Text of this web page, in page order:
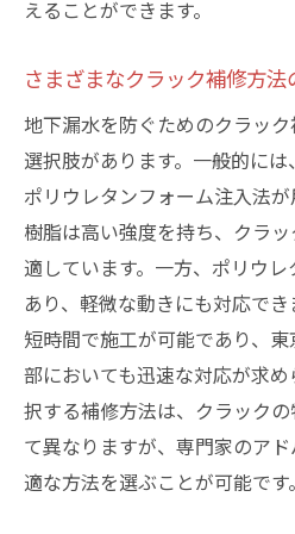
えることができます。
さまざまなクラック補修方法
地下漏水を防ぐためのクラッ
選択肢があります。一般的に
ポリウレタンフォーム注入法
樹脂は高い強度を持ち、クラ
適しています。一方、ポリウ
あり、軽微な動きにも対応で
短時間で施工が可能であり、
部においても迅速な対応が求
択する補修方法は、クラック
て異なりますが、専門家のア
適な方法を選ぶことが可能です。